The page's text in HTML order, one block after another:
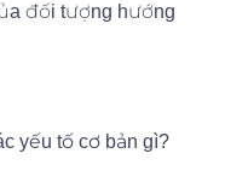
đối tượng hướng
yếu tố cơ bản gì?